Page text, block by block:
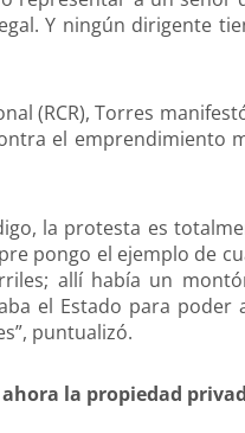
Y ningún dirigente
(RCR), Torres
el emprendimiento
la protesta es
pongo el ejemplo de
allí había un
el Estado para poder
puntualizó.
la propiedad